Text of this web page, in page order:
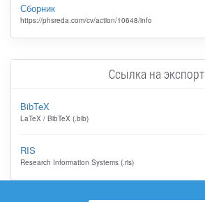
Сборник
https://phsreda.com/cv/action/10648/info
Ссылка на экспорт
BibTeX
LaTeX / BibTeX (.bib)
RIS
Research Information Systems (.ris)